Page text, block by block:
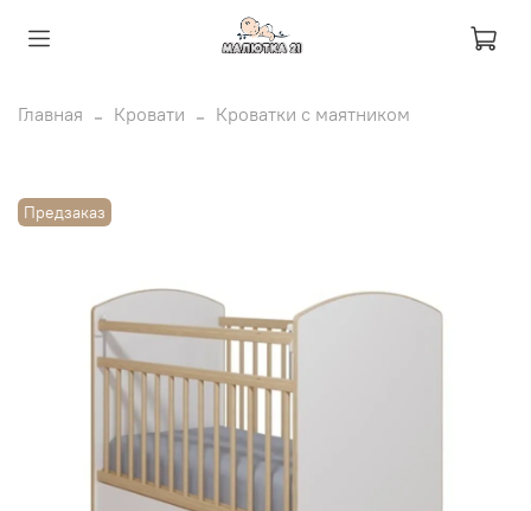
Главная Кровати Кроватки с маятником
Предзаказ